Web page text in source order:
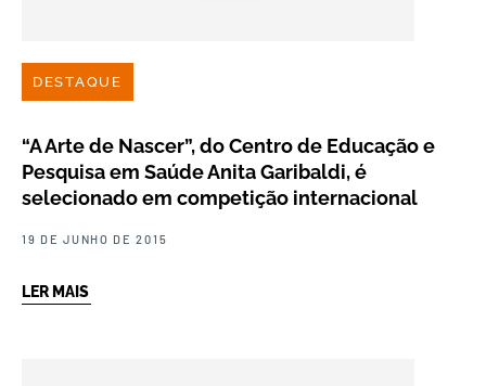
DESTAQUE
“A Arte de Nascer”, do Centro de Educação e
Pesquisa em Saúde Anita Garibaldi, é
selecionado em competição internacional
19 DE JUNHO DE 2015
LER MAIS